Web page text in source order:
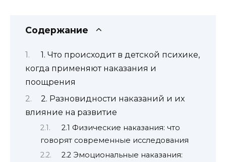
Содержание
1. Что происходит в детской психике,
когда применяют наказания и
поощрения
2. Разновидности наказаний и их
влияние на развитие
2.1 Физические наказания: что
говорят современные исследования
2.2 Эмоциональные наказания: